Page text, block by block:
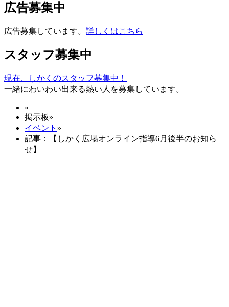
広告募集中
広告募集しています。 詳しくはこちら
スタッフ募集中
現在、しかくのスタッフ募集中！
一緒にわいわい出来る熱い人を募集しています。
»
掲示板»
イベント »
記事：【しかく広場オンライン指導6月後半のお知ら
せ】